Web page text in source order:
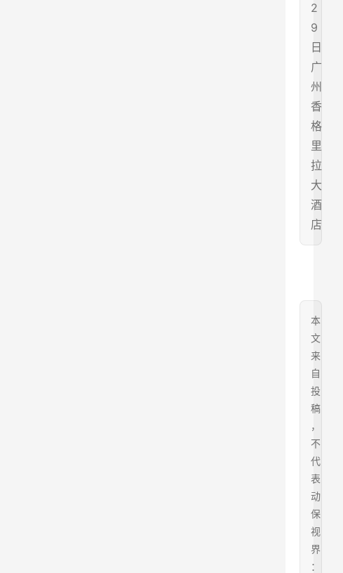
2
9
日
广
州
香
格
里
拉
大
酒
店
本
文
来
自
投
稿
，
不
代
表
动
保
视
界
：